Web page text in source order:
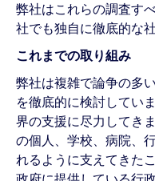
弊社はこれらの調査す
社でも独自に徹底的な
これまでの取り組み
弊社は複雑で論争の多
を徹底的に検討してい
界の支援に尽力してき
の個人、学校、病院、
れるように支えてきた